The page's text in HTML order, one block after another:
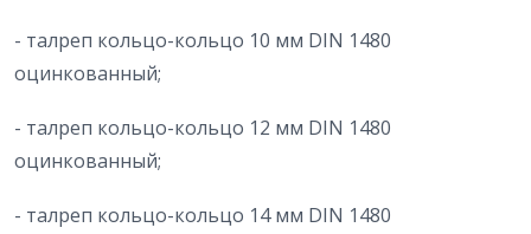
- талреп кольцо-кольцо 10 мм DIN 1480
оцинкованный;
- талреп кольцо-кольцо 12 мм DIN 1480
оцинкованный;
- талреп кольцо-кольцо 14 мм DIN 1480